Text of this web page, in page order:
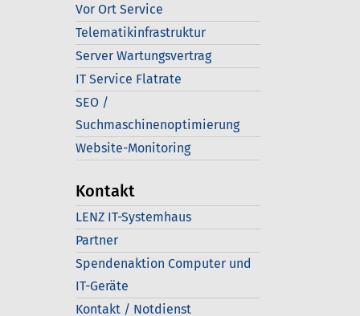
Vor Ort Service
Telematikinfrastruktur
Server Wartungsvertrag
IT Service Flatrate
SEO /
Suchmaschinenoptimierung
Website-Monitoring
Kontakt
LENZ IT-Systemhaus
Partner
Spendenaktion Computer und
IT-Geräte
Kontakt / Notdienst